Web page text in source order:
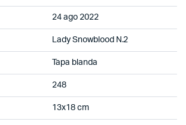
24 ago 2022
Lady Snowblood N.2
Tapa blanda
248
13x18 cm